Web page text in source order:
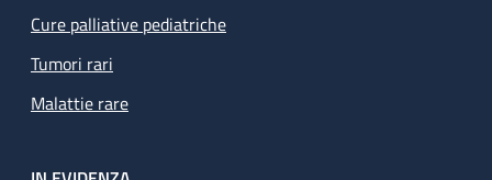
Cure palliative pediatriche
Tumori rari
Malattie rare